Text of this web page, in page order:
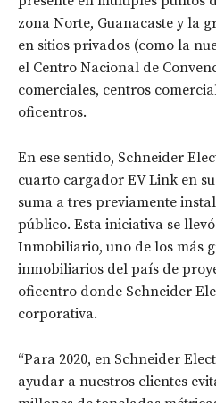
zona Norte, Guanacaste y la
en sitios privados (como la
el Centro Nacional de
comerciales, centros
oficentros.
En ese sentido, Schneider
cuarto cargador EV Link en
suma a tres previamente
público. Esta iniciativa se
Inmobiliario, uno de los más
inmobiliarios del país de
oficentro donde Schneider
corporativa.
“Para 2020, en Schneider
ayudar a nuestros clientes